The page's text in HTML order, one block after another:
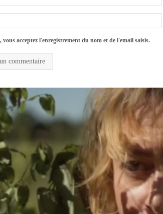
acceptez l'enregistrement du nom et de l'email saisis.